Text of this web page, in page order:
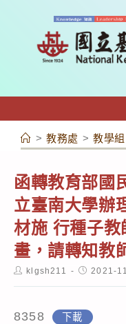
容
> 教務處 > 教學組
函轉教育部國
立臺南大學辦
材施 行種子教
畫，請轉知教
Postklgsh211
Post2021-
8358 下載